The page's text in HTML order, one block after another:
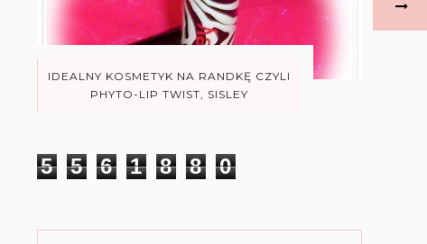
IDEALNY KOSMETYK NA RANDKĘ CZYLI
PHYTO-LIP TWIST, SISLEY
5 5 6 1 8 8 0